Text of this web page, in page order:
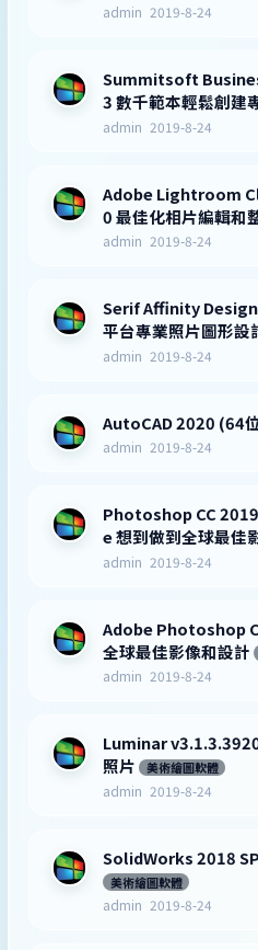
admin 2019-8-24
Summitsoft
3 數千範本輕鬆創建
admin 2019-8-24
Adobe Lightroom
0 最佳化相片編輯和
admin 2019-8-24
Serif Affinity
平台專業照片圖形設
admin 2019-8-24
AutoCAD 2020 (64
admin 2019-8-24
Photoshop CC
e 想到做到全球最佳
admin 2019-8-24
Adobe Photoshop
全球最佳影像和設計
admin 2019-8-24
Luminar
照片
美術繪圖軟體
admin 2019-8-24
SolidWorks 2018
美術繪圖軟體
admin 2019-8-24